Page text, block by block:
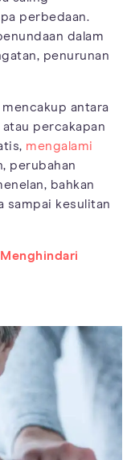
perbedaan.
dalam
penurunan
antara
percakapan
mengalami
perubahan
bahkan
sampai kesulitan